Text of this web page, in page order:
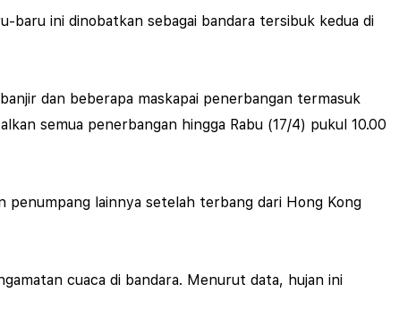
baru ini dinobatkan sebagai bandara tersibuk kedua di
dan beberapa maskapai penerbangan termasuk
semua penerbangan hingga Rabu (17/4) pukul 10.00
penumpang lainnya setelah terbang dari Hong Kong
cuaca di bandara. Menurut data, hujan ini